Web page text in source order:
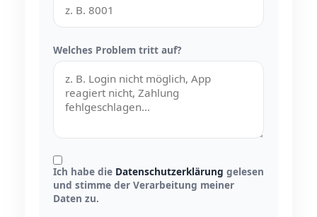
Welches Problem tritt auf?
Ich habe die Datenschutzerklärung gelesen
und stimme der Verarbeitung meiner
Daten zu.